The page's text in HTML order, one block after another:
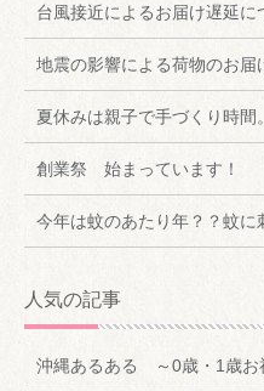
台風接近によるお届け遅延に
地震の影響による荷物のお届
夏休みは親子で手づくり時間。
創業祭 始まっています！
今年は蚊のあたり年？？蚊に
人気の記事
沖縄あるある ～0歳・1歳お